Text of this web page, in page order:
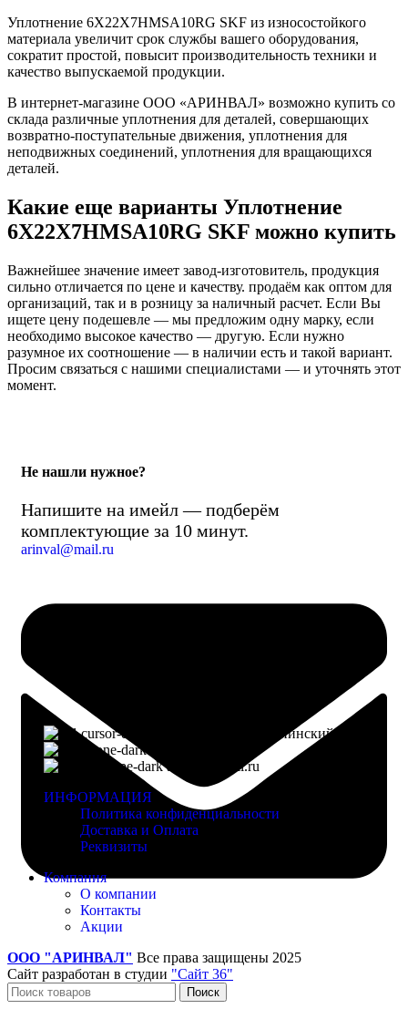
Уплотнение 6X22X7HMSA10RG SKF из износостойкого
материала увеличит срок службы вашего оборудования,
сократит простой, повысит производительность техники и
качество выпускаемой продукции.
В интернет-магазине ООО «АРИНВАЛ» возможно купить со
склада различные уплотнения для деталей, совершающих
возвратно-поступательные движения, уплотнения для
неподвижных соединений, уплотнения для вращающихся
деталей.
Какие еще варианты Уплотнение
6X22X7HMSA10RG SKF можно купить
Важнейшее значение имеет завод-изготовитель, продукция
сильно отличается по цене и качеству. продаём как оптом для
организаций, так и в розницу за наличный расчет. Если Вы
ищете цену подешевле — мы предложим одну марку, если
необходимо высокое качество — другую. Если нужно
разумное их соотношение — в наличии есть и такой вариант.
Просим связаться с нашими специалистами — и уточнять этот
момент.
Не нашли нужное?
Напишите на имейл — подберём
комплектующие за 10 минут.
arinval@mail.ru
г. Воронеж, пр-кт Ленинский, д. 221
arinval@mail.ru
ИНФОРМАЦИЯ
Политика конфиденциальности
Доставка и Оплата
Реквизиты
Компания
О компании
Контакты
Акции
ООО "АРИНВАЛ" Все права защищены 2025
Сайт разработан в студии "Сайт 36"
Поиск